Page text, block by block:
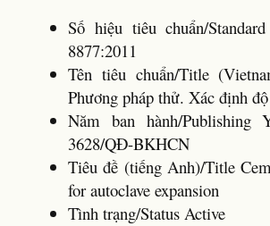
Số hiệu tiêu chuẩn/
8877:2011
Tên tiêu chuẩn/Title
Phương pháp thử. Xác định
Năm ban hành/Publishing
3628/QĐ-BKHCN
Tiêu đề (tiếng Anh)/Title
for autoclave expansion
Tình trạng/Status Active